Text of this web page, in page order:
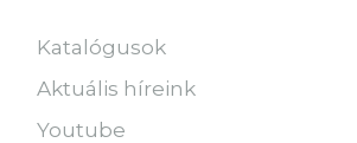
Katalógusok
Aktuális híreink
Youtube